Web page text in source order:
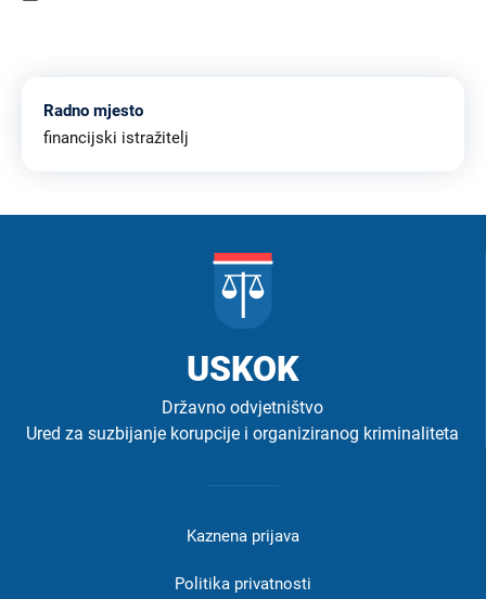
Radno mjesto
financijski istražitelj
USKOK
Državno odvjetništvo
Ured za suzbijanje korupcije i organiziranog kriminaliteta
Kaznena prijava
Politika privatnosti